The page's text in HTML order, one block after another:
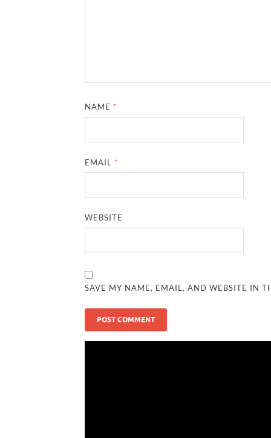
NAME *
EMAIL *
WEBSITE
SAVE MY NAME, EMAIL, AND WEBSITE IN